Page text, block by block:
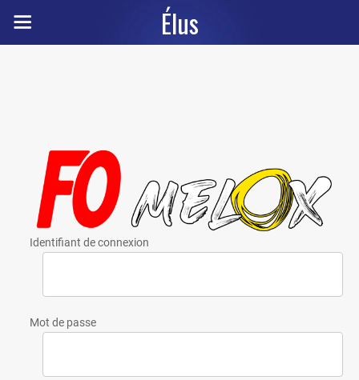
Élus
Identifiant de connexion
Mot de passe